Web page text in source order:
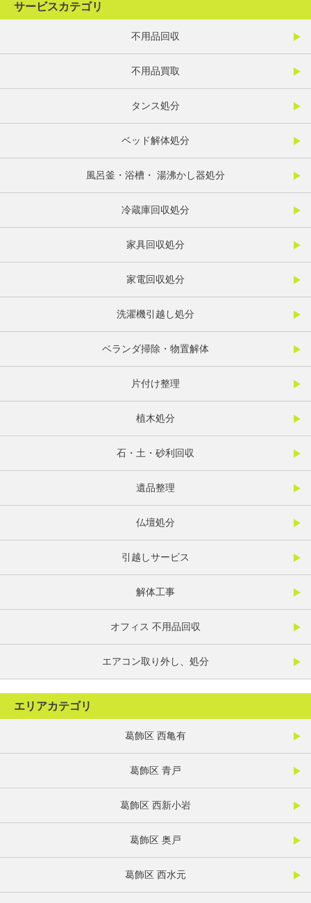
サービスカテゴリ
不用品回収
不用品買取
タンス処分
ベッド解体処分
風呂釜・浴槽・ 湯沸かし器処分
冷蔵庫回収処分
家具回収処分
家電回収処分
洗濯機引越し処分
ベランダ掃除・物置解体
片付け整理
植木処分
石・土・砂利回収
遺品整理
仏壇処分
引越しサービス
解体工事
オフィス 不用品回収
エアコン取り外し、処分
エリアカテゴリ
葛飾区 西亀有
葛飾区 青戸
葛飾区 西新小岩
葛飾区 奥戸
葛飾区 西水元